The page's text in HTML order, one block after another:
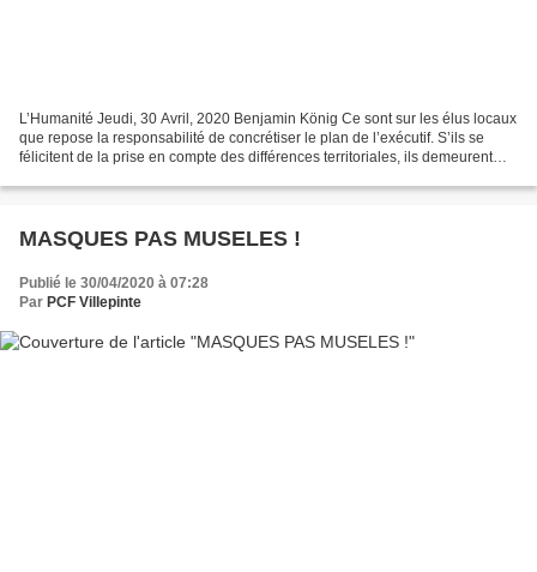
L’Humanité Jeudi, 30 Avril, 2020 Benjamin König Ce sont sur les élus locaux
que repose la responsabilité de concrétiser le plan de l’exécutif. S’ils se
félicitent de la prise en compte des différences territoriales, ils demeurent
MASQUES PAS MUSELES !
Publié le 30/04/2020 à 07:28
Par PCF Villepinte